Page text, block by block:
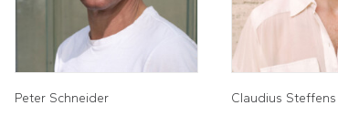
Peter Schneider Claudius Steffens